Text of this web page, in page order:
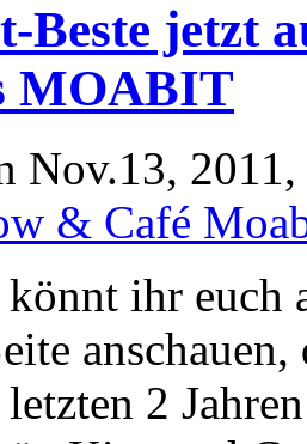
Beste jetzt
MOABIT
Nov.13,
& Café
ihr euch
2